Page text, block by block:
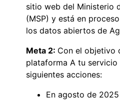
sitio web del Ministerio
(MSP) y está en
los datos abiertos de
Meta 2: Con el objetivo
plataforma A tu servicio
siguientes acciones:
En agosto de